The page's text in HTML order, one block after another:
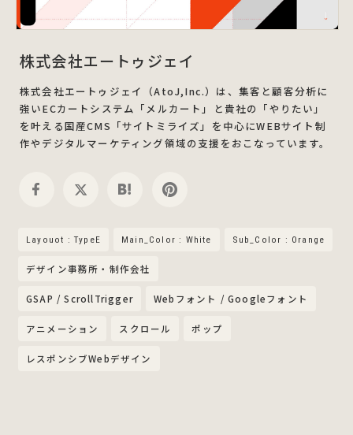
株式会社エートゥジェイ
株式会社エートゥジェイ（AtoJ,Inc.）は、集客と顧客分析に
強いECカートシステム「メルカート」と貴社の「やりたい」
を叶える国産CMS「サイトミライズ」を中心にWEBサイト制
作やデジタルマーケティング領域の支援をおこなっています。
Layouot : TypeE Main_Color : White Sub_Color : Orange
デザイン事務所・制作会社
GSAP / ScrollTrigger Webフォント / Googleフォント
アニメーション スクロール ポップ
レスポンシブWebデザイン